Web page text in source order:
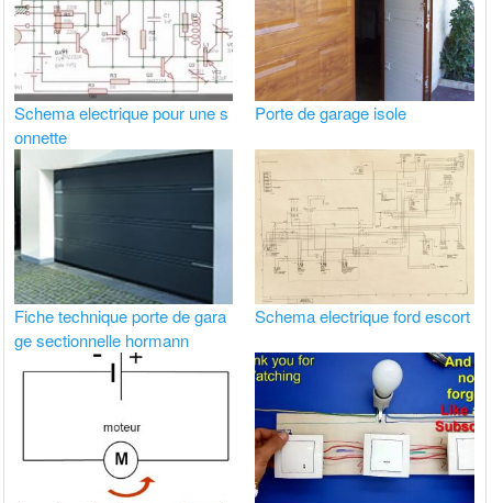
Schema electrique pour une s
onnette
Porte de garage isole
Fiche technique porte de gara
ge sectionnelle hormann
Schema electrique ford escort